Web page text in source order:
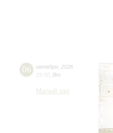
06 октября 2026
19:00 Вт
Малый зал